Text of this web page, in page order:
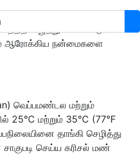
இந்தியா என
பூத்துக் காய்விடும்.
ஆரோக்கிய நன்மைகளை
வெப்பமண்டல மற்றும்
25°C மற்றும் 35°C (77°F
தாங்கி செழித்து
செய்ய கரிசல் மண்